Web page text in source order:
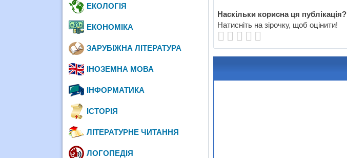
Наскільки корисна ця публікація?
Натисніть на зірочку, щоб оцінити!
ЕКОЛОГІЯ
ЕКОНОМІКА
ЗАРУБІЖНА ЛІТЕРАТУРА
ІНОЗЕМНА МОВА
ІНФОРМАТИКА
ІСТОРІЯ
ЛІТЕРАТУРНЕ ЧИТАННЯ
ЛОГОПЕДІЯ